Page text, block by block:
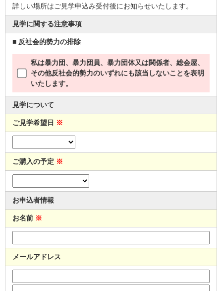
詳しい場所はご見学申込み受付後にお知らせいたします。
見学に関する注意事項
■ 反社会的勢力の排除
私は暴力団、暴力団員、暴力団体又は関係者、総会屋、
その他反社会的勢力のいずれにも該当しないことを表明
いたします。
見学について
ご見学希望日 ※
ご購入の予定 ※
お申込者情報
お名前 ※
メールアドレス